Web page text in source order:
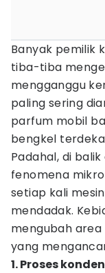
Banyak pemilik
tiba-tiba
mengganggu
paling sering
parfum mobil
bengkel
Padahal, di
fenomena
setiap kali
mendadak.
mengubah
yang
1. Proses